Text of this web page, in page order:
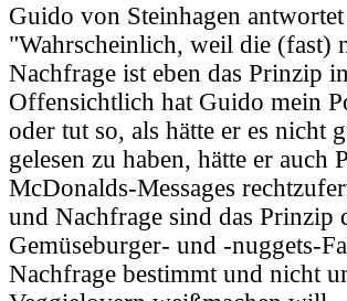
Guido von Steinhagen
"Wahrscheinlich, weil die (fast)
Nachfrage ist eben das Prinzip
Offensichtlich hat Guido mein
oder tut so, als hätte er es nicht
gelesen zu haben, hätte er auch
McDonalds-Messages
und Nachfrage sind das
Gemüseburger- und -nuggets-
Nachfrage bestimmt und nicht